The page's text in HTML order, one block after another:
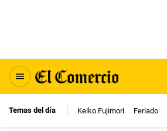
Temas del día Keiko Fujimori Feriado